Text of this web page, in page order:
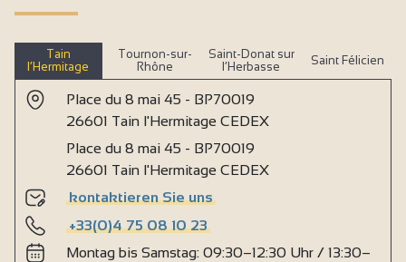
Tain
l’Hermitage
Tournon-sur-
Rhône
Saint-Donat sur
l’Herbasse
Saint Félicien
Place du 8 mai 45 - BP70019
26601 Tain l'Hermitage CEDEX
Place du 8 mai 45 - BP70019
26601 Tain l'Hermitage CEDEX
kontaktieren Sie uns
+33(0)4 75 08 10 23
Montag bis Samstag: 09:30–12:30 Uhr / 13:30–